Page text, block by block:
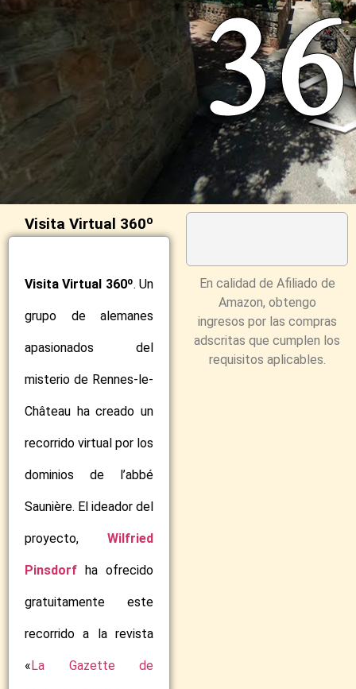
Visita Virtual 360º
Visita Virtual 360º. Un
grupo de alemanes
apasionados del
misterio de Rennes-le-
Château ha creado un
recorrido virtual por los
dominios de l’abbé
Saunière. El ideador del
proyecto, Wilfried
Pinsdorf ha ofrecido
gratuitamente este
recorrido a la revista
«La Gazette de
En calidad de Afiliado de
Amazon, obtengo
ingresos por las compras
adscritas que cumplen los
requisitos aplicables.